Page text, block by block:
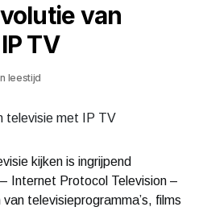
van
TV
leestijd
kijken is ingrijpend
– Internet Protocol Television –
televisieprogramma’s, films